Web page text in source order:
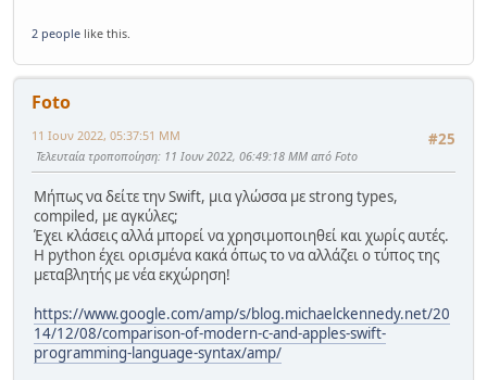
2 people like this.
Foto
#25
11 Ιουν 2022, 05:37:51 ΜΜ
Τελευταία τροποποίηση: 11 Ιουν 2022, 06:49:18 ΜΜ από Foto
Μήπως να δείτε την Swift, μια γλώσσα με strong types,
compiled, με αγκύλες;
Έχει κλάσεις αλλά μπορεί να χρησιμοποιηθεί και χωρίς αυτές.
Η python έχει ορισμένα κακά όπως το να αλλάζει ο τύπος της
μεταβλητής με νέα εκχώρηση!
https://www.google.com/amp/s/blog.michaelckennedy.net/20
14/12/08/comparison-of-modern-c-and-apples-swift-
programming-language-syntax/amp/